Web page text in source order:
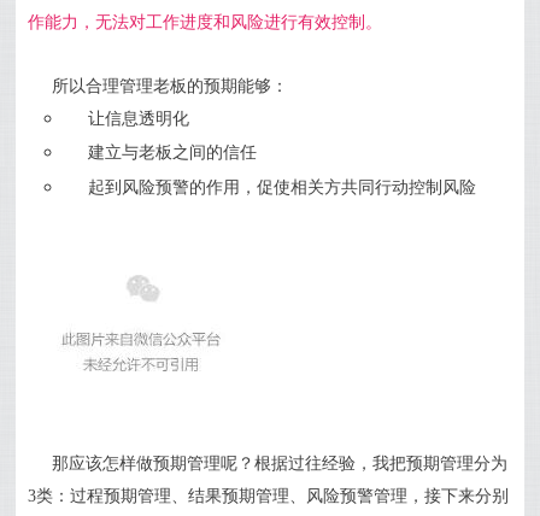
作能力，无法对工作进度和风险进行有效控制。
所以合理管理老板的预期能够：
让信息透明化
建立与老板之间的信任
起到风险预警的作用，促使相关方共同行动控制风险
那应该怎样做预期管理呢？根据过往经验，我把预期管理分为
3类：过程预期管理、结果预期管理、风险预警管理，接下来分别